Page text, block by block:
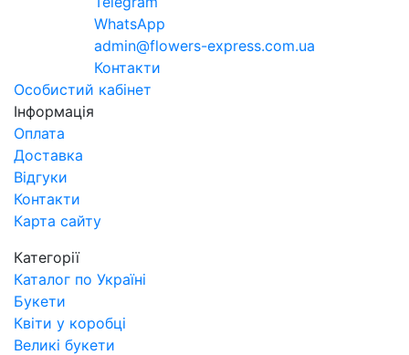
WhatsApp
admin@flowers-express.com.ua
Контакти
Особистий кабінет
Інформація
Оплата
Доставка
Відгуки
Контакти
Карта сайту
Категорії
Каталог по Україні
Букети
Квіти у коробці
Великі букети